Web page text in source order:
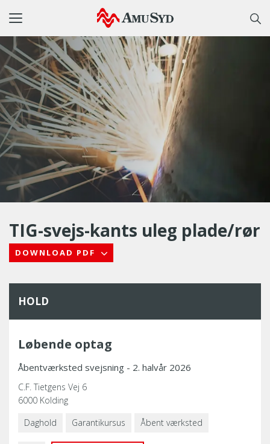
Toggle
TIG-svejs-kants uleg plade/rør
DOWNLOAD PDF
HOLD
Løbende optag
Åbentværksted svejsning - 2. halvår 2026
C.F. Tietgens Vej 6
6000 Kolding
Daghold
Garantikursus Åbent værksted